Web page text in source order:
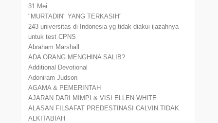
31 Mei
"MURTADIN" YANG TERKASIH"
243 universitas di Indonesia yg tidak diakui ijazahnya
untuk test CPNS
Abraham Marshall
ADA ORANG MENGHINA SALIB?
Additional Devotional
Adoniram Judson
AGAMA & PEMERINTAH
AJARAN DARI MIMPI & VISI ELLEN WHITE
ALASAN FILSAFAT PREDESTINASI CALVIN TIDAK
ALKITABIAH